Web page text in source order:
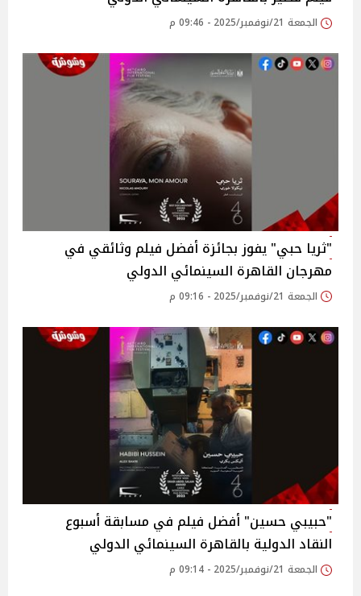
الجمعة 21/نوفمبر/2025 - 09:46 م
"ثريا حبي" يفوز بجائزة أفضل فيلم وثائقي في
مهرجان القاهرة السينمائي الدولي
الجمعة 21/نوفمبر/2025 - 09:16 م
"حبيبي حسين" أفضل فيلم في مسابقة أسبوع
النقاد الدولية بالقاهرة السينمائي الدولي
الجمعة 21/نوفمبر/2025 - 09:14 م